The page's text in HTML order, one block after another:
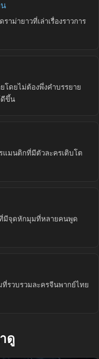
ม่ายาวที่เล่าเรื่องราวการ
โดยไม่ต้องพึ่งคำบรรยาย
ดีขึ้น
มนติกที่มีตัวละครเติบโต
ที่มีจุดหักมุมที่หลายคนพูด
รวบรวมละครจีนพากย์ไทย
ดู